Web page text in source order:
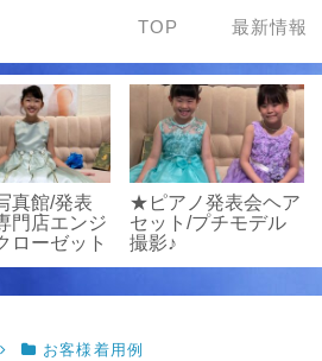
TOP 最新情報
真館/発表
門店エンジ
ローゼット
★ピアノ発表会ヘア
セット/プチモデル
撮影♪
お客様着用例